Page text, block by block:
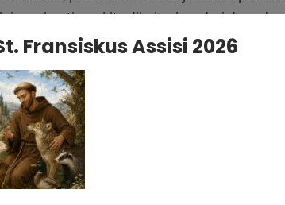
pembaptisan, kita dibebaskan dari dosa
Kristus, dimasukkan ke dalam Gereja,
kelahiran kembali oleh air dalam
Kristen, pintu masuk menuju kehidupan dalam
Fransiskus Assisi 2026